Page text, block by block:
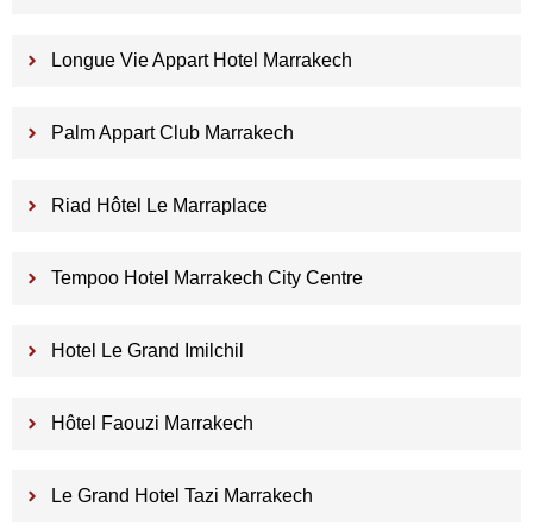
Longue Vie Appart Hotel Marrakech
Palm Appart Club Marrakech
Riad Hôtel Le Marraplace
Tempoo Hotel Marrakech City Centre
Hotel Le Grand Imilchil
Hôtel Faouzi Marrakech
Le Grand Hotel Tazi Marrakech